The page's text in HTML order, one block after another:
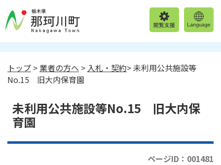
トップ > 業者の方へ > 入札・契約> 未利用公共施設等
No.15 旧大内保育園
未利用公共施設等No.15 旧大内保
育園
ページID：001481